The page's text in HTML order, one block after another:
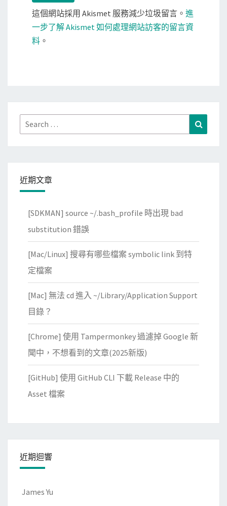
這個網站採用 Akismet 服務減少垃圾留言。 進
一步了解 Akismet 如何處理網站訪客的留言資
料 。
Search
for:
近期文章
[SDKMAN] source ~/.bash_profile 時出現 bad
substitution 錯誤
[Mac/Linux] 搜尋有哪些檔案 symbolic link 到特
定檔案
[Mac] 無法 cd 進入 ~/Library/Application Support
目錄？
[Chrome] 使用 Tampermonkey 過濾掉 Google 新
聞中，不想看到的文章(2025新版)
[GitHub] 使用 GitHub CLI 下載 Release 中的
Asset 檔案
近期迴響
James Yu